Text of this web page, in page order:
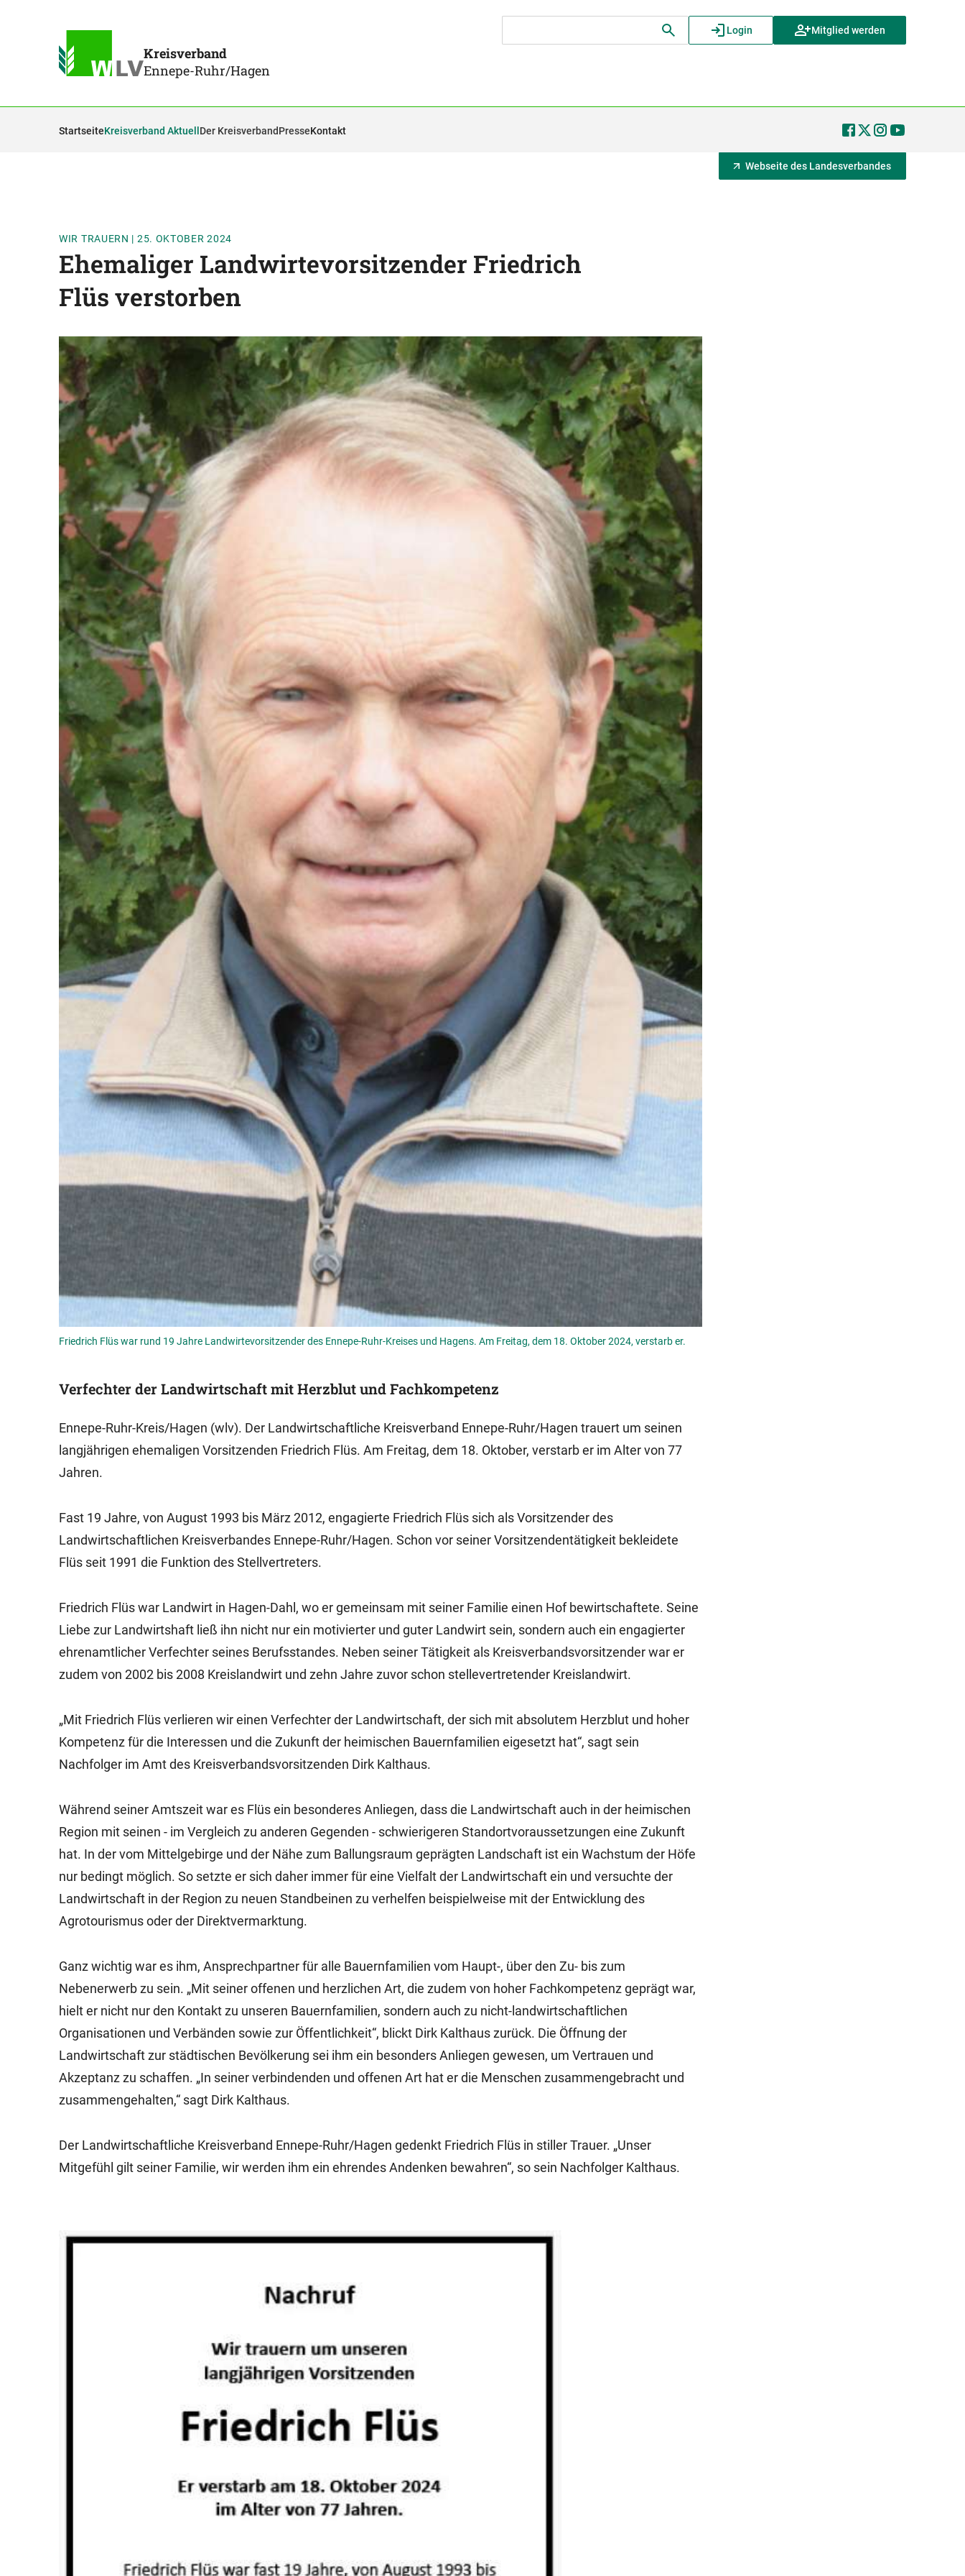
Kreisverband
Ennepe-Ruhr/Hagen
Login Mitglied werden
StartseiteKreisverband Aktuell Der KreisverbandPresseKontakt
Webseite des Landesverbandes
WIR TRAUERN | 25. OKTOBER 2024
Ehemaliger Landwirtevorsitzender Friedrich
Flüs verstorben
Friedrich Flüs war rund 19 Jahre Landwirtevorsitzender des Ennepe-Ruhr-Kreises und Hagens. Am Freitag, dem 18. Oktober 2024, verstarb er.
Verfechter der Landwirtschaft mit Herzblut und Fachkompetenz
Ennepe-Ruhr-Kreis/Hagen (wlv). Der Landwirtschaftliche Kreisverband Ennepe-Ruhr/Hagen trauert um seinen
langjährigen ehemaligen Vorsitzenden Friedrich Flüs. Am Freitag, dem 18. Oktober, verstarb er im Alter von 77
Jahren.
Fast 19 Jahre, von August 1993 bis März 2012, engagierte Friedrich Flüs sich als Vorsitzender des
Landwirtschaftlichen Kreisverbandes Ennepe-Ruhr/Hagen. Schon vor seiner Vorsitzendentätigkeit bekleidete
Flüs seit 1991 die Funktion des Stellvertreters.
Friedrich Flüs war Landwirt in Hagen-Dahl, wo er gemeinsam mit seiner Familie einen Hof bewirtschaftete. Seine
Liebe zur Landwirtshaft ließ ihn nicht nur ein motivierter und guter Landwirt sein, sondern auch ein engagierter
ehrenamtlicher Verfechter seines Berufsstandes. Neben seiner Tätigkeit als Kreisverbandsvorsitzender war er
zudem von 2002 bis 2008 Kreislandwirt und zehn Jahre zuvor schon stellevertretender Kreislandwirt.
„Mit Friedrich Flüs verlieren wir einen Verfechter der Landwirtschaft, der sich mit absolutem Herzblut und hoher
Kompetenz für die Interessen und die Zukunft der heimischen Bauernfamilien eigesetzt hat“, sagt sein
Nachfolger im Amt des Kreisverbandsvorsitzenden Dirk Kalthaus.
Während seiner Amtszeit war es Flüs ein besonderes Anliegen, dass die Landwirtschaft auch in der heimischen
Region mit seinen - im Vergleich zu anderen Gegenden - schwierigeren Standortvoraussetzungen eine Zukunft
hat. In der vom Mittelgebirge und der Nähe zum Ballungsraum geprägten Landschaft ist ein Wachstum der Höfe
nur bedingt möglich. So setzte er sich daher immer für eine Vielfalt der Landwirtschaft ein und versuchte der
Landwirtschaft in der Region zu neuen Standbeinen zu verhelfen beispielweise mit der Entwicklung des
Agrotourismus oder der Direktvermarktung.
Ganz wichtig war es ihm, Ansprechpartner für alle Bauernfamilien vom Haupt-, über den Zu- bis zum
Nebenerwerb zu sein. „Mit seiner offenen und herzlichen Art, die zudem von hoher Fachkompetenz geprägt war,
hielt er nicht nur den Kontakt zu unseren Bauernfamilien, sondern auch zu nicht-landwirtschaftlichen
Organisationen und Verbänden sowie zur Öffentlichkeit“, blickt Dirk Kalthaus zurück. Die Öffnung der
Landwirtschaft zur städtischen Bevölkerung sei ihm ein besonders Anliegen gewesen, um Vertrauen und
Akzeptanz zu schaffen. „In seiner verbindenden und offenen Art hat er die Menschen zusammengebracht und
zusammengehalten,“ sagt Dirk Kalthaus.
Der Landwirtschaftliche Kreisverband Ennepe-Ruhr/Hagen gedenkt Friedrich Flüs in stiller Trauer. „Unser
Mitgefühl gilt seiner Familie, wir werden ihm ein ehrendes Andenken bewahren“, so sein Nachfolger Kalthaus.